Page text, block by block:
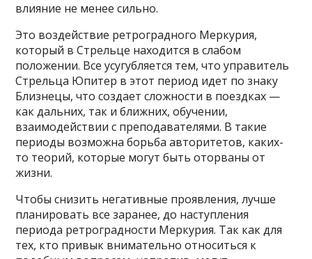
влияние не менее сильно.
Это воздействие ретроградного Меркурия,
который в Стрельце находится в слабом
положении. Все усугубляется тем, что управитель
Стрельца Юпитер в этот период идет по знаку
Близнецы, что создает сложности в поездках —
как дальних, так и ближних, обучении,
взаимодействии с преподавателями. В такие
периоды возможна борьба авторитетов, каких-
то теорий, которые могут быть оторваны от
жизни.
Чтобы снизить негативные проявления, лучше
планировать все заранее, до наступления
периода ретроградности Меркурия. Так как для
тех, кто привык внимательно относиться к